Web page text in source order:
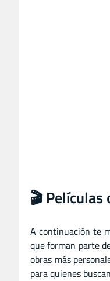
🎬
A continuación te
que forman parte
obras más
para quienes